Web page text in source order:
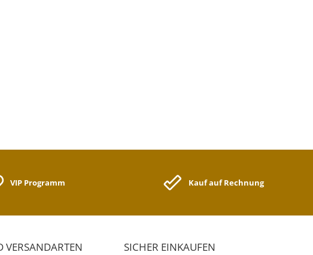
VIP Programm Kauf auf Rechnung
SICHER EINKAUFEN